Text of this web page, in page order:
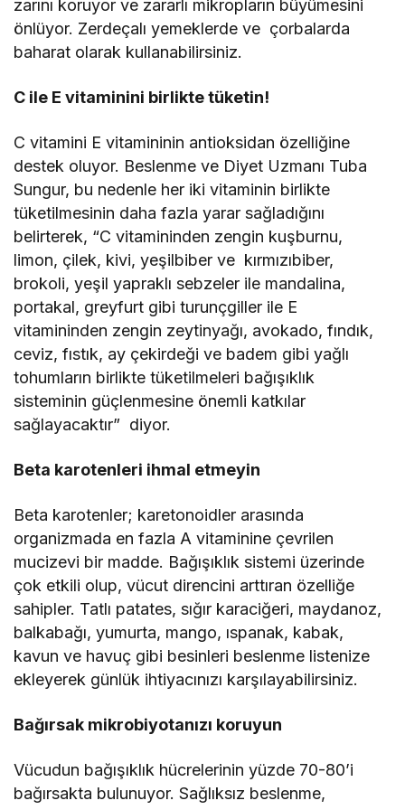
zarını koruyor ve zararlı mikropların büyümesini
önlüyor. Zerdeçalı yemeklerde ve çorbalarda
baharat olarak kullanabilirsiniz.
C ile E vitaminini birlikte tüketin!
C vitamini E vitamininin antioksidan özelliğine
destek oluyor. Beslenme ve Diyet Uzmanı Tuba
Sungur, bu nedenle her iki vitaminin birlikte
tüketilmesinin daha fazla yarar sağladığını
belirterek, “C vitamininden zengin kuşburnu,
limon, çilek, kivi, yeşilbiber ve kırmızıbiber,
brokoli, yeşil yapraklı sebzeler ile mandalina,
portakal, greyfurt gibi turunçgiller ile E
vitamininden zengin zeytinyağı, avokado, fındık,
ceviz, fıstık, ay çekirdeği ve badem gibi yağlı
tohumların birlikte tüketilmeleri bağışıklık
sisteminin güçlenmesine önemli katkılar
sağlayacaktır” diyor.
Beta karotenleri ihmal etmeyin
Beta karotenler; karetonoidler arasında
organizmada en fazla A vitaminine çevrilen
mucizevi bir madde. Bağışıklık sistemi üzerinde
çok etkili olup, vücut direncini arttıran özelliğe
sahipler. Tatlı patates, sığır karaciğeri, maydanoz,
balkabağı, yumurta, mango, ıspanak, kabak,
kavun ve havuç gibi besinleri beslenme listenize
ekleyerek günlük ihtiyacınızı karşılayabilirsiniz.
Bağırsak mikrobiyotanızı koruyun
Vücudun bağışıklık hücrelerinin yüzde 70-80’i
bağırsakta bulunuyor. Sağlıksız beslenme,